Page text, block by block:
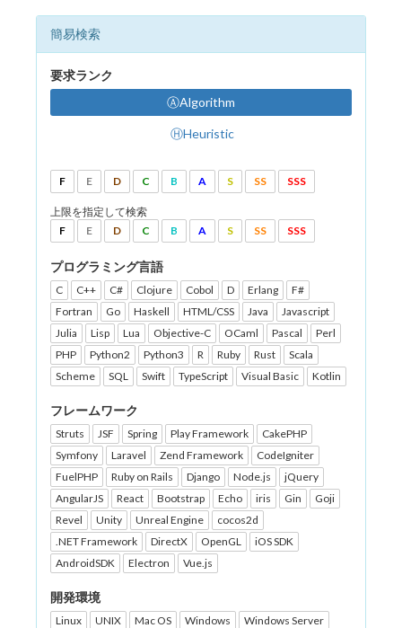
簡易検索
要求ランク
ⒶAlgorithm
ⒽHeuristic
F E D C B A S SS SSS
上限を指定して検索
F
E D C B A S SS SSS
プログラミング言語
C C++ C# Clojure Cobol D Erlang
F#
Fortran
Go Haskell HTML/CSS Java
Javascript
Julia
Lisp Lua Objective-C OCaml Pascal
Perl
PHP
Python2 Python3 R Ruby Rust
Scala
Scheme
SQL Swift TypeScript Visual Basic Kotlin
フレームワーク
Struts JSF Spring Play Framework
CakePHP
Symfony
Laravel Zend Framework
CodeIgniter
FuelPHP
Ruby on Rails Django Node.js
jQuery
AngularJS
React Bootstrap Echo iris Gin
Goji
Revel
Unity Unreal Engine
cocos2d
.NET Framework
DirectX OpenGL
iOS SDK
AndroidSDK
Electron Vue.js
開発環境
Linux UNIX Mac OS Windows
Windows Server